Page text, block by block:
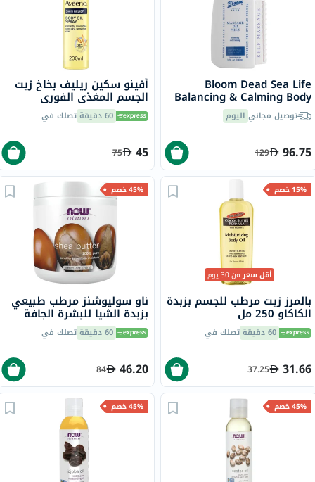
Bloom Dead Sea Life
Balancing & Calming Body
Massage Oil 100ml
توصيل مجاني اليوم
96.75
129
أفينو سكين ريليف بخاخ زيت
الجسم المغذي الفوري
مل 60 دقيقة تصلك في
45
75
15% خصم
أقل سعرمن 30 يوم
بالمرز زيت مرطب للجسم بزبدة
الكاكاو 250 مل
60 دقيقة تصلك في
31.66
37.25
45% خصم
ناو سوليوشنز مرطب طبيعي
بزبدة الشيا للبشرة الجافة
207 مل 60 دقيقة تصلك في
46.20
84
45% خصم 45% خصم